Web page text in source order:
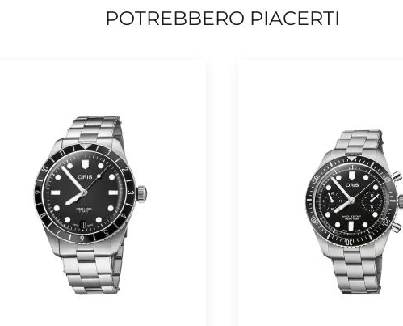
POTREBBERO PIACERTI